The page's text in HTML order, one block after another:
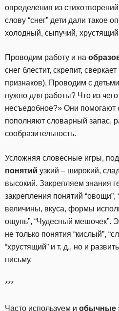
определения из
слову “снег” дети дали такое
холодный, сыпучий,
Проводим работу и на
снег блестит, скрепит,
признаков). Проводим с
нужно для работы? Что из
несъедобное?» Они помогают
пополняют словарный запас,
сообразительность.
Усложняя словесные игры,
понятий узкий – широкий,
высокий. Закрепляем знания
закрепления понятий “овощи”,
величины, вкуса, формы
ощупь”, “Чудесный мешочек”.
не только понятия “кислый”,
“хрустящий” и т. д., но и
письму.
***
Часто используем и обычные